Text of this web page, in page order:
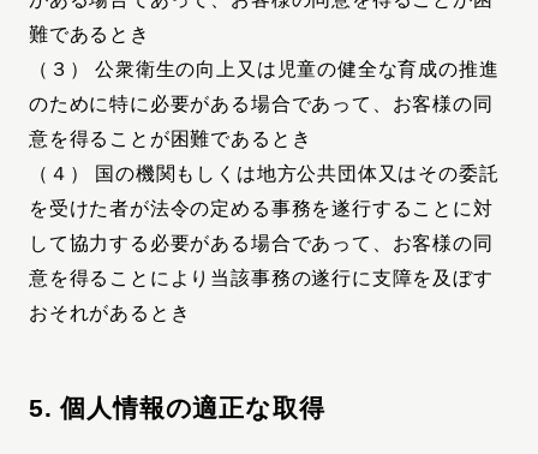
難であるとき
（３） 公衆衛生の向上又は児童の健全な育成の推進
のために特に必要がある場合であって、お客様の同
意を得ることが困難であるとき
（４） 国の機関もしくは地方公共団体又はその委託
を受けた者が法令の定める事務を遂行することに対
して協力する必要がある場合であって、お客様の同
意を得ることにより当該事務の遂行に支障を及ぼす
おそれがあるとき
5. 個人情報の適正な取得